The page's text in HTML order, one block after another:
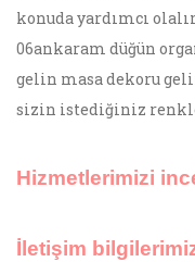
konuda yardımcı
06ankaram düğün
gelin masa dekoru
sizin istediğiniz
Hizmetlerimizi
İletişim